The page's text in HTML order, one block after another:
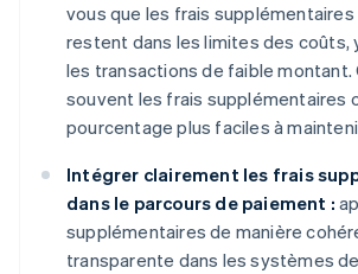
vous que les frais
restent dans les limites des coûts,
les transactions de faible montant.
souvent les frais supplémentaires
pourcentage plus faciles à
Intégrer clairement les frais
dans le parcours de paiement :
supplémentaires de manière
transparente dans les systèmes de